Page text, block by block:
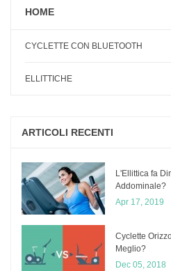
HOME
CYCLETTE CON BLUETOOTH
ELLITTICHE
ARTICOLI RECENTI
L'Ellittica fa
Addominale?
Apr 17, 2019
Cyclette
Meglio?
Dec 05, 2018